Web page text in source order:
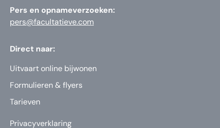
Pers en opnameverzoeken:
pers@facultatieve.com
Direct naar:
Uitvaart online bijwonen
Formulieren & flyers
Tarieven
Privacyverklaring